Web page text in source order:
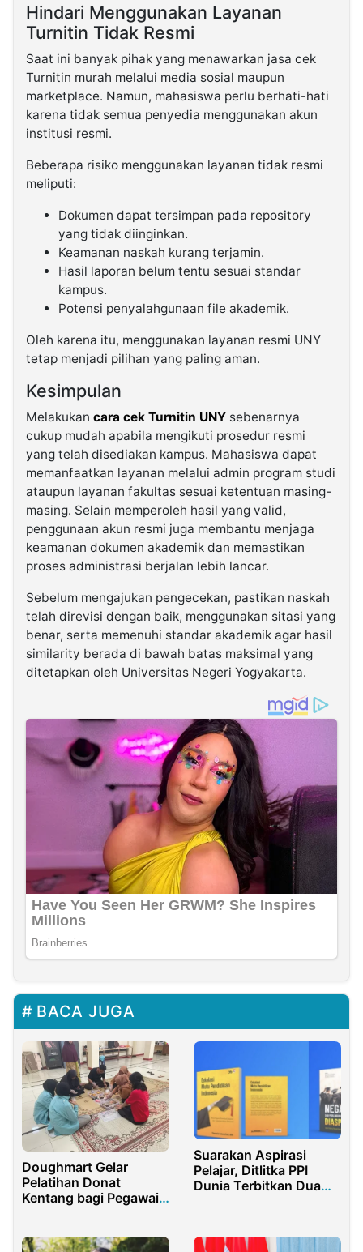
Hindari Menggunakan Layanan
Turnitin Tidak Resmi
Saat ini banyak pihak yang menawarkan jasa cek
Turnitin murah melalui media sosial maupun
marketplace. Namun, mahasiswa perlu berhati-hati
karena tidak semua penyedia menggunakan akun
institusi resmi.
Beberapa risiko menggunakan layanan tidak resmi
meliputi:
Dokumen dapat tersimpan pada repository
yang tidak diinginkan.
Keamanan naskah kurang terjamin.
Hasil laporan belum tentu sesuai standar
kampus.
Potensi penyalahgunaan file akademik.
Oleh karena itu, menggunakan layanan resmi UNY
tetap menjadi pilihan yang paling aman.
Kesimpulan
Melakukan cara cek Turnitin UNY sebenarnya
cukup mudah apabila mengikuti prosedur resmi
yang telah disediakan kampus. Mahasiswa dapat
memanfaatkan layanan melalui admin program studi
ataupun layanan fakultas sesuai ketentuan masing-
masing. Selain memperoleh hasil yang valid,
penggunaan akun resmi juga membantu menjaga
keamanan dokumen akademik dan memastikan
proses administrasi berjalan lebih lancar.
Sebelum mengajukan pengecekan, pastikan naskah
telah direvisi dengan baik, menggunakan sitasi yang
benar, serta memenuhi standar akademik agar hasil
similarity berada di bawah batas maksimal yang
ditetapkan oleh Universitas Negeri Yogyakarta.
BACA JUGA
Doughmart Gelar
Pelatihan Donat
Kentang bagi Pegawai
hingga Seni Dekorasi
Suarakan Aspirasi
Pelajar, Ditlitka PPI
Dunia Terbitkan Dua